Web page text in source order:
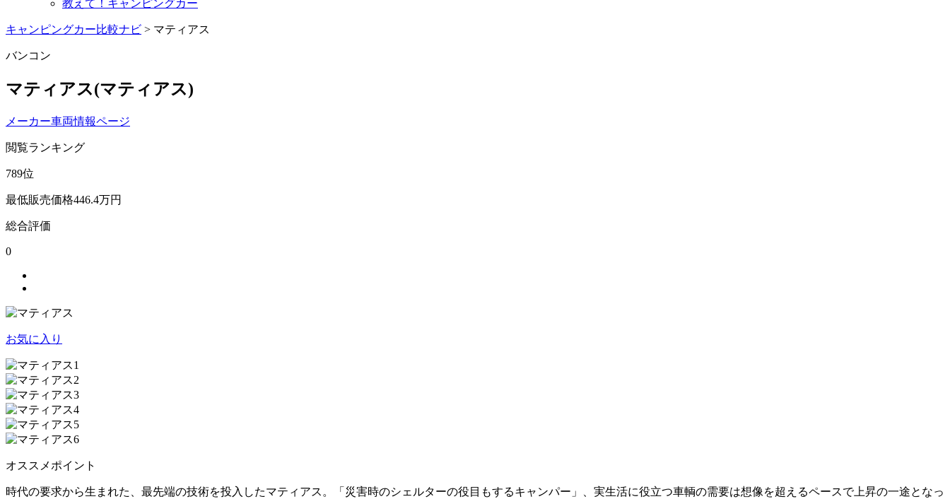
教えて！キャンピングカー
キャンピングカー比較ナビ > マティアス
バンコン
マティアス(マティアス)
メーカー車両情報ページ
閲覧ランキング
789位
最低販売価格446.4万円
総合評価
0
お気に入り
オススメポイント
時代の要求から生まれた、最先端の技術を投入したマティアス。「災害時のシェルターの役目もするキャンパー」、実生活に役立つ車輌の需要は想像を超えるペースで上昇の一途となっ